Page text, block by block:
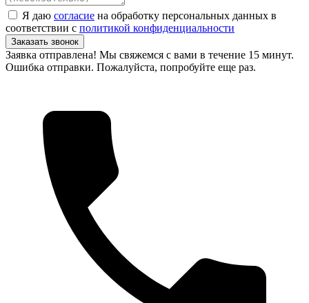
Я даю согласие на обработку персональных данных в
соответствии с политикой конфиденциальности
Заказать звонок
Заявка отправлена! Мы свяжемся с вами в течение 15 минут.
Ошибка отправки. Пожалуйста, попробуйте еще раз.